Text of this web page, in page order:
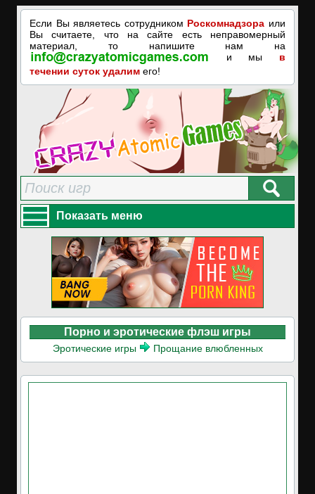
Если Вы являетесь сотрудником Роскомнадзора или
Вы считаете, что на сайте есть неправомерный
материал, то напишите нам на
и мы в
течении суток удалим его!
Показать меню
Порно и эротические флэш игры
Эротические игры Прощание влюбленных